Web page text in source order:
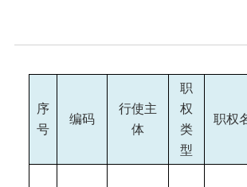
序
号
编码
行使主
体
职
权
类
型
职权